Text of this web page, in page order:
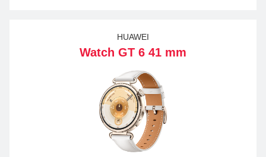
HUAWEI
Watch GT 6 41 mm